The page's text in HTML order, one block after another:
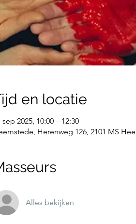
en locatie
sep 2025, 10:00 – 12:30
Herenweg 126, 2101 MS
Alles bekijken